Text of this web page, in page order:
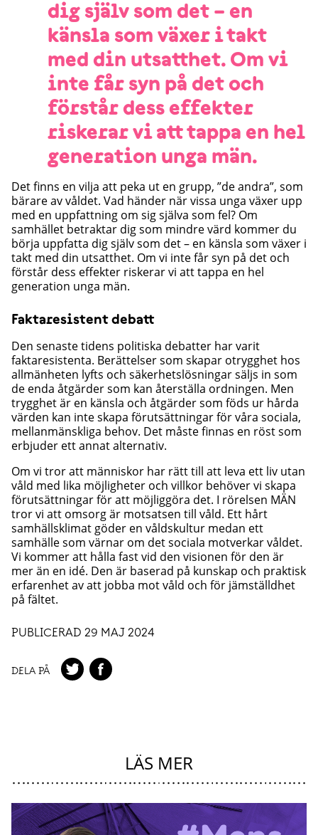
dig själv som det – en
känsla som växer i takt
med din utsatthet. Om vi
inte får syn på det och
förstår dess effekter
riskerar vi att tappa en hel
generation unga män.
Det finns en vilja att peka ut en grupp, ”de andra”, som
bärare av våldet. Vad händer när vissa unga växer upp
med en uppfattning om sig själva som fel? Om
samhället betraktar dig som mindre värd kommer du
börja uppfatta dig själv som det – en känsla som växer i
takt med din utsatthet. Om vi inte får syn på det och
förstår dess effekter riskerar vi att tappa en hel
generation unga män.
Faktaresistent debatt
Den senaste tidens politiska debatter har varit
faktaresistenta. Berättelser som skapar otrygghet hos
allmänheten lyfts och säkerhetslösningar säljs in som
de enda åtgärder som kan återställa ordningen. Men
trygghet är en känsla och åtgärder som föds ur hårda
värden kan inte skapa förutsättningar för våra sociala,
mellanmänskliga behov. Det måste finnas en röst som
erbjuder ett annat alternativ.
Om vi tror att människor har rätt till att leva ett liv utan
våld med lika möjligheter och villkor behöver vi skapa
förutsättningar för att möjliggöra det. I rörelsen MÄN
tror vi att omsorg är motsatsen till våld. Ett hårt
samhällsklimat göder en våldskultur medan ett
samhälle som värnar om det sociala motverkar våldet.
Vi kommer att hålla fast vid den visionen för den är
mer än en idé. Den är baserad på kunskap och praktisk
erfarenhet av att jobba mot våld och för jämställdhet
på fältet.
PUBLICERAD 29 MAJ 2024
DELA PÅ
LÄS MER